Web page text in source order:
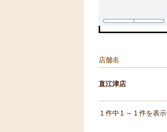
店舗名
直江津店
1 件中 1 ～ 1 件を表示